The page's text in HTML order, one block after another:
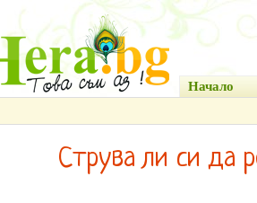
Начало
Струва ли си да